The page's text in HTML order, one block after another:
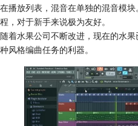
在播放列表，混音在单独的混音模
程，对于新手来说极为友好。
随着水果公司不断改进，现在的水
种风格编曲任务的利器。